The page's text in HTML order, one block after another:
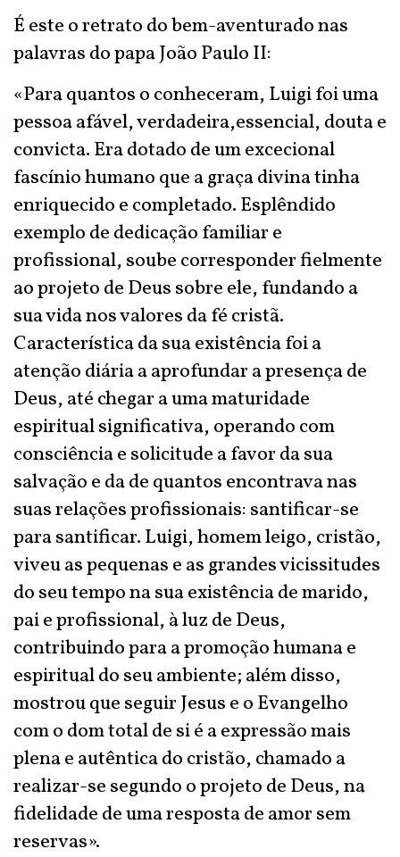
É este o retrato do bem-aventurado nas
palavras do papa João Paulo II:
«Para quantos o conheceram, Luigi foi uma
pessoa afável, verdadeira,essencial, douta e
convicta. Era dotado de um excecional
fascínio humano que a graça divina tinha
enriquecido e completado. Esplêndido
exemplo de dedicação familiar e
profissional, soube corresponder fielmente
ao projeto de Deus sobre ele, fundando a
sua vida nos valores da fé cristã.
Característica da sua existência foi a
atenção diária a aprofundar a presença de
Deus, até chegar a uma maturidade
espiritual significativa, operando com
consciência e solicitude a favor da sua
salvação e da de quantos encontrava nas
suas relações profissionais: santificar-se
para santificar. Luigi, homem leigo, cristão,
viveu as pequenas e as grandes vicissitudes
do seu tempo na sua existência de marido,
pai e profissional, à luz de Deus,
contribuindo para a promoção humana e
espiritual do seu ambiente; além disso,
mostrou que seguir Jesus e o Evangelho
com o dom total de si é a expressão mais
plena e autêntica do cristão, chamado a
realizar-se segundo o projeto de Deus, na
fidelidade de uma resposta de amor sem
reservas».